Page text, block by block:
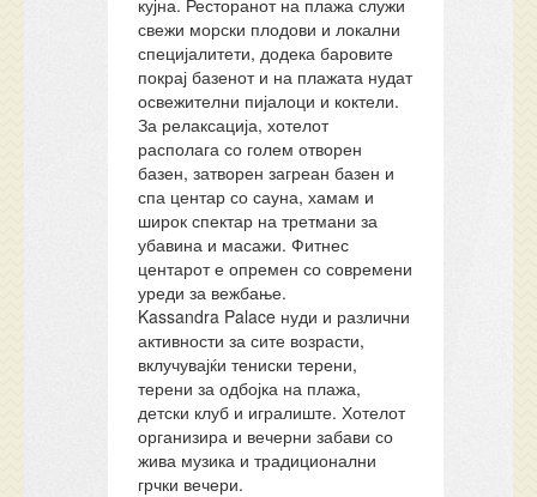
кујна. Ресторанот на плажа служи
свежи морски плодови и локални
специјалитети, додека баровите
покрај базенот и на плажата нудат
освежителни пијалоци и коктели.
За релаксација, хотелот
располага со голем отворен
базен, затворен загреан базен и
спа центар со сауна, хамам и
широк спектар на третмани за
убавина и масажи. Фитнес
центарот е опремен со современи
уреди за вежбање.
Kassandra Palace нуди и различни
активности за сите возрасти,
вклучувајќи тениски терени,
терени за одбојка на плажа,
детски клуб и игралиште. Хотелот
организира и вечерни забави со
жива музика и традиционални
грчки вечери.